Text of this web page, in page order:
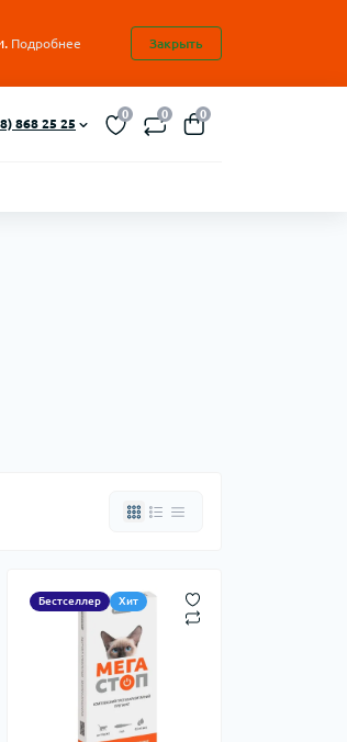
Подробнее Закрыть
868 25 25
0 0 0
Бестселлер Хит